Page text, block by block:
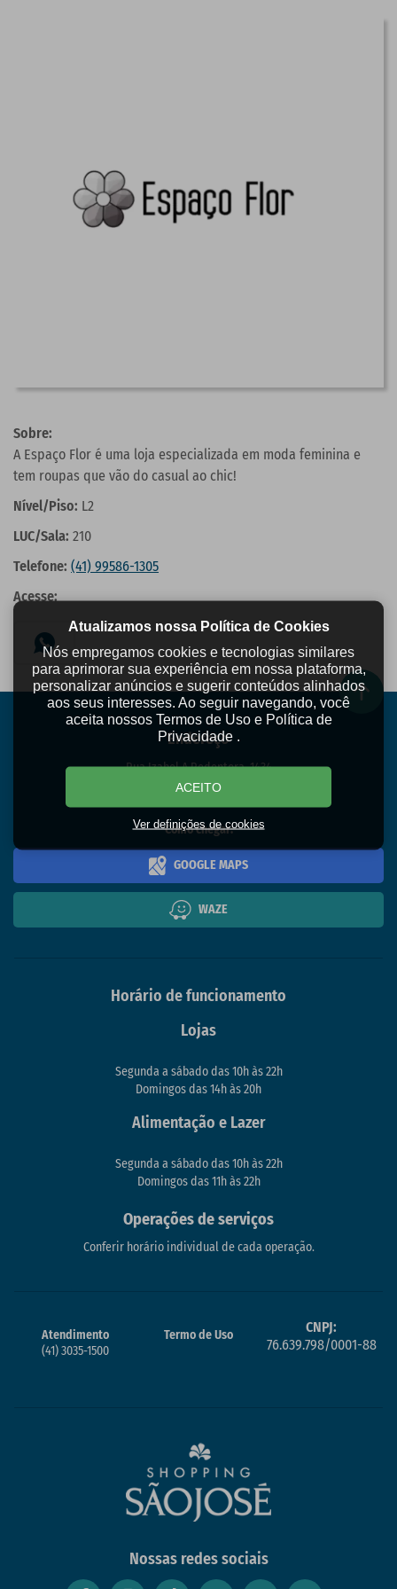
Sobre:
A Espaço Flor é uma loja especializada em moda feminina e
tem roupas que vão do casual ao chic!
Nível/Piso: L2
LUC/Sala: 210
Telefone: (41) 99586-1305
Acesse:
Endereço
Rua Izabel A Redentora, 1434
Centro - São José dos Pinhais/PR
Como chegar:
GOOGLE MAPS
WAZE
Horário de funcionamento
Lojas
Segunda a sábado das 10h às 22h
Domingos das 14h às 20h
Alimentação e Lazer
Segunda a sábado das 10h às 22h
Domingos das 11h às 22h
Operações de serviços
Conferir horário individual de cada operação.
Atendimento
(41) 3035-1500
Termo de Uso
CNPJ:
76.639.798/0001-88
Nossas redes sociais
Atualizamos nossa Política de Cookies
Nós empregamos cookies e tecnologias similares
para aprimorar sua experiência em nossa plataforma,
personalizar anúncios e sugerir conteúdos alinhados
aos seus interesses. Ao seguir navegando, você
aceita nossos Termos de Uso e Política de
Privacidade .
ACEITO
Ver definições de cookies